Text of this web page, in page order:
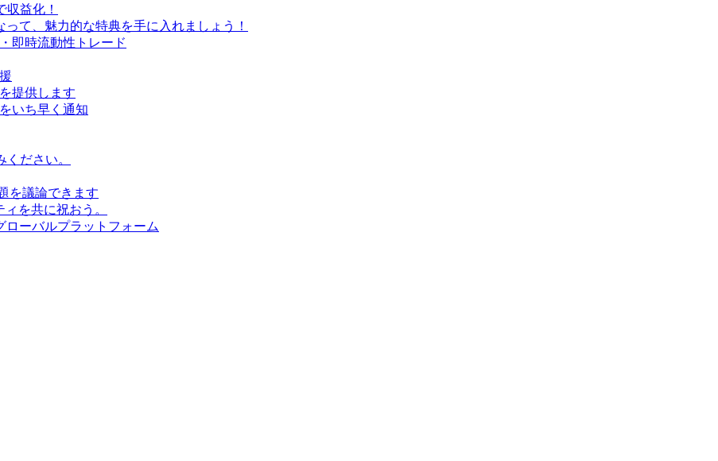
益化！
って、魅力的な特典を手に入れましょう！
即時流動性トレード
提供します
いち早く通知
ださい。
を議論できます
を共に祝おう。
ーバルプラットフォーム